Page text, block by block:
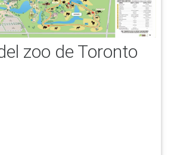
zoo de Toronto